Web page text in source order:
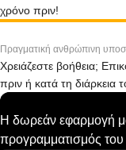
χρόνο πριν!
Πραγματική ανθρώπινη
Χρειάζεστε βοήθεια;
πριν ή κατά τη διάρκεια
Η δωρεάν εφαρμογή
προγραμματισμός του